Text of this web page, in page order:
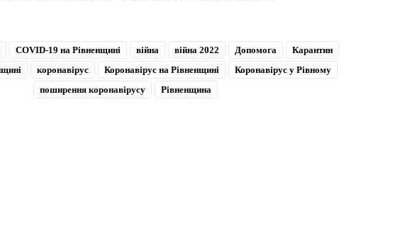
COVID-19 на Рівненщині війна війна 2022 Допомога
Карантин
коронавірус Коронавірус на Рівненщині
Коронавірус у Рівному
поширення коронавірусу
Рівненщина